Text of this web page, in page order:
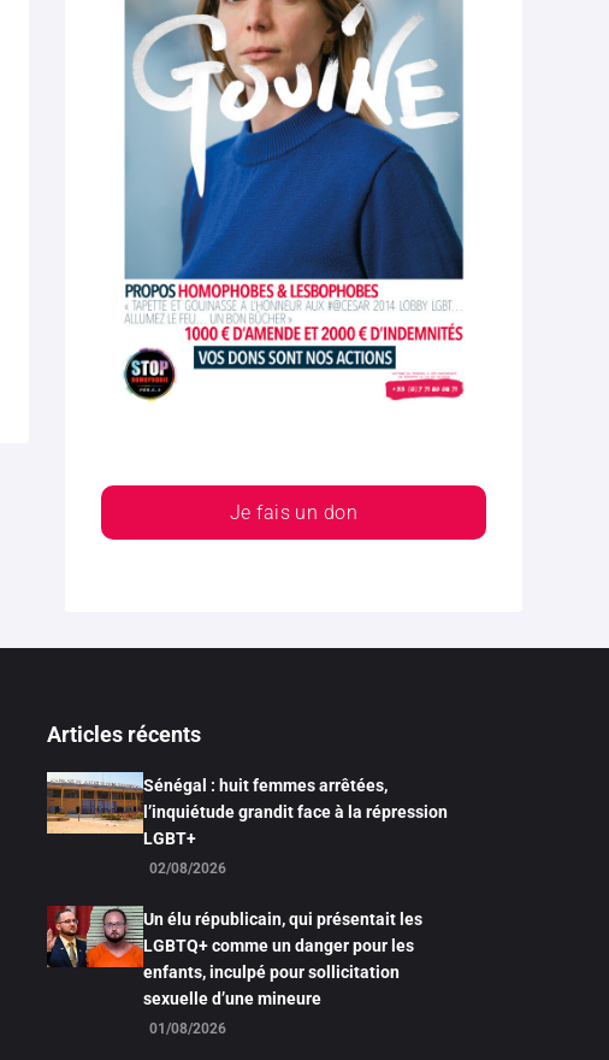
Je fais un don
Articles récents
Sénégal : huit femmes arrêtées,
l’inquiétude grandit face à la répression
LGBT+
02/08/2026
Un élu républicain, qui présentait les
LGBTQ+ comme un danger pour les
enfants, inculpé pour sollicitation
sexuelle d’une mineure
01/08/2026